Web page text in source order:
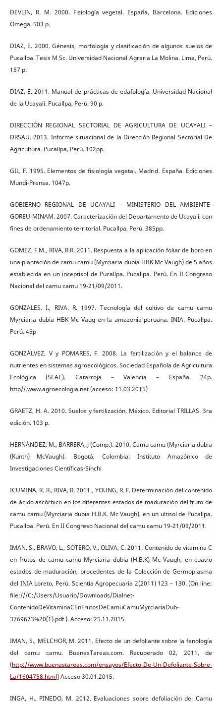
DEVLIN, R. M. 2000. Fisiología vegetal. España, Barcelona. Ediciones
Omega. 503 p.
DIAZ, E. 2000. Génesis, morfología y clasificación de algunos suelos de
Pucallpa. Tesis M Sc. Universidad Nacional Agraria La Molina. Lima, Perú.
157 p.
DIAZ, E. 2011. Manual de prácticas de edafología. Universidad Nacional
de la Ucayali. Pucallpa, Perú. 90 p.
DIRECCIÓN REGIONAL SECTORIAL DE AGRICULTURA DE UCAYALI –
DRSAU. 2013. Informe situacional de la Dirección Regional Sectorial De
Agricultura. Pucallpa, Perú. 102pp.
GIL, F. 1995. Elementos de fisiología vegetal. Madrid. España. Ediciones
Mundi-Prensa. 1047p.
GOBIERNO REGIONAL DE UCAYALI – MINISTERIO DEL AMBIENTE-
GOREU-MINAM. 2007. Caracterización del Departamento de Ucayali, con
fines de ordenamiento territorial. Pucallpa, Perú. 385pp.
GOMEZ, F.M., RIVA, R.R. 2011. Respuesta a la aplicación foliar de boro en
una plantación de camu camu (Myrciaria dubia HBK Mc Vaugh) de 5 años
establecida en un inceptisol de Pucallpa. Pucallpa. Perú. En II Congreso
Nacional del camu camu 19-21/09/2011.
GONZALES. I., RIVA. R. 1997. Tecnología del cultivo de camu camu
Myrciaria dubia HBK Mc Vaug en la amazonia peruana. INIA. Pucallpa.
Perú. 45p
GONZÁLVEZ, V y POMARES, F. 2008. La fertilización y el balance de
nutrientes en sistemas agroecológicos. Sociedad Española de Agricultura
Ecológica (SEAE). Catarroja – Valencia – España. 24p.
http//.www.agroecologia.net (acceso: 11.03.2015)
GRAETZ, H. A. 2010. Suelos y fertilización. México. Editorial TRILLAS. 3ra
edición. 103 p.
HERNÁNDEZ, M., BARRERA, J (Comp.). 2010. Camu camu (Myrciaria dubia
(Kunth) McVaugh). Bogotá, Colombia: Instituto Amazónico de
Investigaciones Científicas-Sinchi
ICUMINA, R. R., RIVA, R. 2011., YOUNG, R. F. Determinación del contenido
de ácido ascórbico en los diferentes estados de maduración del fruto de
camu camu (Myrciaria dubia H.B.K. Mc Vaugh), en un ultisol de Pucallpa.
Pucallpa. Perú. En II Congreso Nacional del camu camu 19-21/09/2011.
IMAN, S., BRAVO, L., SOTERO, V., OLIVA, C. 2011. Contenido de vitamina C
en frutos de camu camu Myrciaria dubia (H.B.K) Mc Vaugh, en cuatro
estados de maduración, procedentes de la Colección de Germoplasma
del INIA Loreto, Perú. Scientia Agropecuaria 2(2011) 123 – 130. (On line:
file:///C:/Users/Usuario/Downloads/Dialnet-
ContenidoDeVitaminaCEnFrutosDeCamuCamuMyrciariaDub-
3769673%20(1).pdf ). Acceso: 25.11.2015
IMAN, S., MELCHOR, M. 2011. Efecto de un defoliante sobre la fenología
del camu camu. BuenasTareas.com. Recuperado 02, 2011, de
(http://www.buenastareas.com/ensayos/Efecto-De-Un-Defoliante-Sobre-
La/1604758.html)Acceso 30.01.2015.
INGA, H., PINEDO, M. 2012. Evaluaciones sobre defoliación del Camu